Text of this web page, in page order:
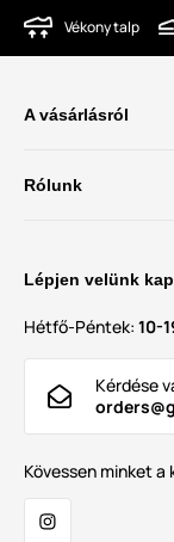
Vékony talp
A vásárlásról
Rólunk
Lépjen velünk
Hétfő-Péntek: 10-
Kérdése
Kövessen minket a